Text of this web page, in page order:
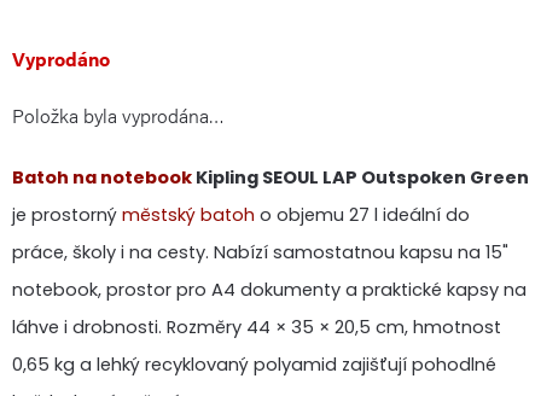
Měrná
cena:
Vyprodáno
Položka byla vyprodána…
Batoh na notebook Kipling SEOUL LAP Outspoken Green
je prostorný městský batoh o objemu 27 l ideální do
práce, školy i na cesty. Nabízí samostatnou kapsu na 15"
notebook, prostor pro A4 dokumenty a praktické kapsy na
láhve i drobnosti. Rozměry 44 × 35 × 20,5 cm, hmotnost
0,65 kg a lehký recyklovaný polyamid zajišťují pohodlné